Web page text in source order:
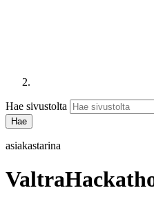
Hae sivustolta
asiakastarina